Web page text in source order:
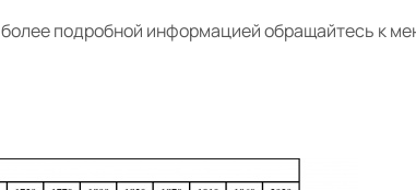
подробной информацией обращайтесь к